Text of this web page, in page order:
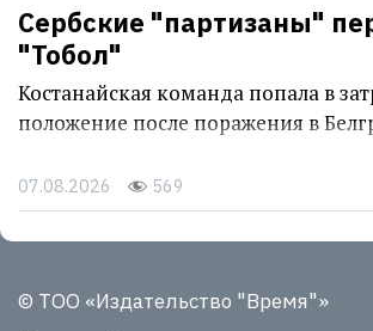
Сербские "партизаны"
"Тобол"
Костанайская команда попала в
положение после поражения в
07.08.2026 569
© ТОО «Издательство "Время"»